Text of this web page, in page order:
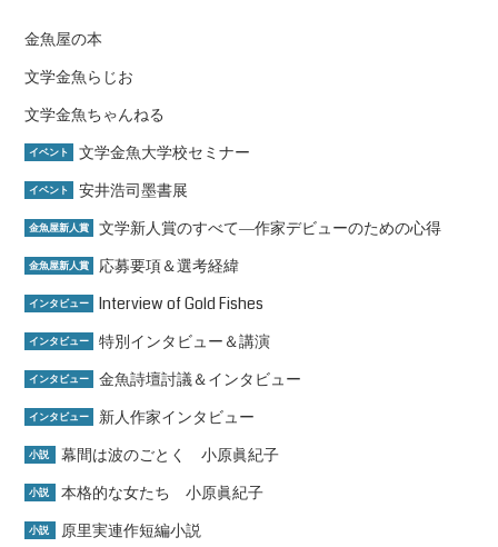
金魚屋の本
文学金魚らじお
文学金魚ちゃんねる
イベント 文学金魚大学校セミナー
イベント 安井浩司墨書展
金魚屋新人賞 文学新人賞のすべて―作家デビューのための心得
金魚屋新人賞 応募要項＆選考経緯
インタビュー Interview of Gold Fishes
インタビュー 特別インタビュー＆講演
インタビュー 金魚詩壇討議＆インタビュー
インタビュー 新人作家インタビュー
小説 幕間は波のごとく 小原眞紀子
小説 本格的な女たち 小原眞紀子
小説 原里実連作短編小説